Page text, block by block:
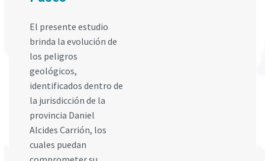
El presente estudio
brinda la evolución de
los peligros
geológicos,
identificados dentro de
la jurisdicción de la
provincia Daniel
Alcides Carrión, los
cuales puedan